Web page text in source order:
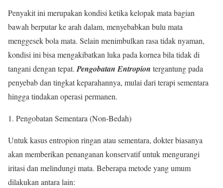
Penyakit ini merupakan kondisi ketika kelopak mata bagian
bawah berputar ke arah dalam, menyebabkan bulu mata
menggesek bola mata. Selain menimbulkan rasa tidak nyaman,
kondisi ini bisa mengakibatkan luka pada kornea bila tidak di
tangani dengan tepat. Pengobatan Entropion tergantung pada
penyebab dan tingkat keparahannya, mulai dari terapi sementara
hingga tindakan operasi permanen.
Pengobatan Sementara (Non-Bedah)
Untuk kasus entropion ringan atau sementara, dokter biasanya
akan memberikan penanganan konservatif untuk mengurangi
iritasi dan melindungi mata. Beberapa metode yang umum
dilakukan antara lain: